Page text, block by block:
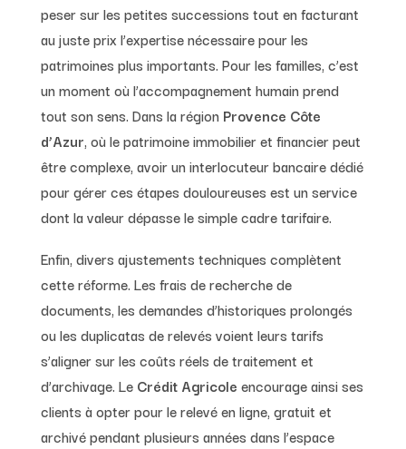
peser sur les petites successions tout en facturant
au juste prix l’expertise nécessaire pour les
patrimoines plus importants. Pour les familles, c’est
un moment où l’accompagnement humain prend
tout son sens. Dans la région Provence Côte
d’Azur, où le patrimoine immobilier et financier peut
être complexe, avoir un interlocuteur bancaire dédié
pour gérer ces étapes douloureuses est un service
dont la valeur dépasse le simple cadre tarifaire.
Enfin, divers ajustements techniques complètent
cette réforme. Les frais de recherche de
documents, les demandes d’historiques prolongés
ou les duplicatas de relevés voient leurs tarifs
s’aligner sur les coûts réels de traitement et
d’archivage. Le Crédit Agricole encourage ainsi ses
clients à opter pour le relevé en ligne, gratuit et
archivé pendant plusieurs années dans l’espace